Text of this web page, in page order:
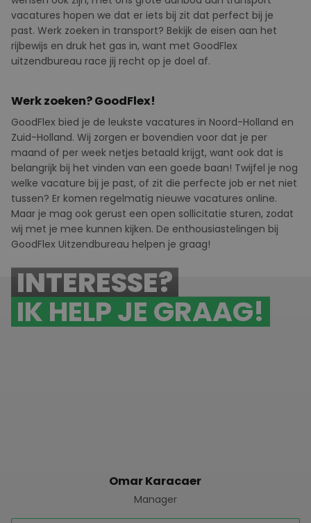
vacatures hopen we dat er iets bij zit dat perfect bij je
past. Werk zoeken in transport? Bekijk de eisen aan het
rijbewijs en druk het gas in, want met GoodFlex
uitzendbureau race jij recht op je doel af.
Werk zoeken? GoodFlex!
GoodFlex bied je de leukste vacatures in Noord-Holland en
Zuid-Holland. Wij zorgen er bovendien voor dat je per
maand of per week netjes betaald krijgt, want ook dat is
belangrijk bij het vinden van een goede baan! Twijfel je nog
welke vacature bij je past, of zit die perfecte job er net niet
tussen? Er komen regelmatig nieuwe vacatures online.
Maar je mag ook gerust een open sollicitatie sturen, zodat
wij met je mee kunnen kijken. De enthousiastelingen bij
GoodFlex Uitzendbureau helpen je graag!
INTERESSE?
IK HELP JE GRAAG!
Omar Karacaer
Manager